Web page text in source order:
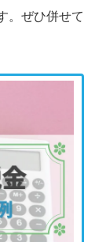
。ぜひ併せて